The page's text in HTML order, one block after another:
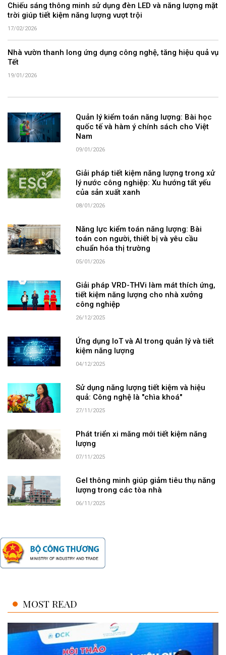
Chiếu sáng thông minh sử dụng đèn LED và năng lượng mặt
trời giúp tiết kiệm năng lượng vượt trội
17/02/2026
Nhà vườn thanh long ứng dụng công nghệ, tăng hiệu quả vụ
Tết
19/01/2026
Quản lý kiểm toán năng lượng: Bài học
quốc tế và hàm ý chính sách cho Việt
Nam
09/01/2026
Giải pháp tiết kiệm năng lượng trong xử
lý nước công nghiệp: Xu hướng tất yếu
của sản xuất xanh
08/01/2026
Năng lực kiểm toán năng lượng: Bài
toán con người, thiết bị và yêu cầu
chuẩn hóa thị trường
05/01/2026
Giải pháp VRD-THVi làm mát thích ứng,
tiết kiệm năng lượng cho nhà xưởng
công nghiệp
26/12/2025
Ứng dụng IoT và AI trong quản lý và tiết
kiệm năng lượng
04/12/2025
Sử dụng năng lượng tiết kiệm và hiệu
quả: Công nghệ là "chìa khoá"
27/11/2025
Phát triển xi măng mới tiết kiệm năng
lượng
07/11/2025
Gel thông minh giúp giảm tiêu thụ năng
lượng trong các tòa nhà
06/11/2025
MOST READ